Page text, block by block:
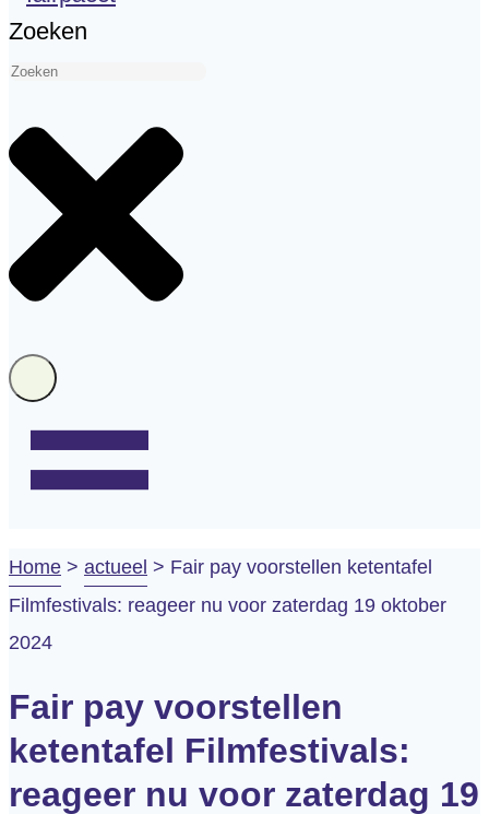
Zoeken
Home > actueel > Fair pay voorstellen ketentafel
Filmfestivals: reageer nu voor zaterdag 19 oktober
2024
Fair pay voorstellen
ketentafel Filmfestivals:
reageer nu voor zaterdag 19